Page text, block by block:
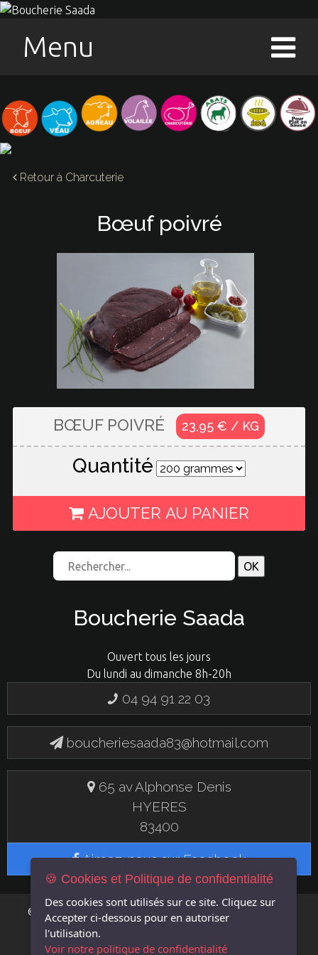
Menu
Retour à Charcuterie
Bœuf poivré
BŒUF POIVRÉ 23,95 € / KG
Quantité
AJOUTER AU PANIER
Boucherie Saada
Ouvert tous les jours
Du lundi au dimanche 8h-20h
04 94 91 22 03
boucheriesaada83@hotmail.com
65 av Alphonse Denis
HYERES
83400
Aimez-nous sur Facebook
© 2019 BOUCHERIE SAADA - UN SITE FLASH EN
MENTIONS LÉGALES|GÉRER LES COOKIES|POLITIQUE DE CONFIDENTIALITÉ
🍪 Cookies et Politique de confidentialité
Des cookies sont utilisés sur ce site. Cliquez sur
Accepter ci-dessous pour en autoriser
l'utilisation.
Voir notre politique de confidentialité